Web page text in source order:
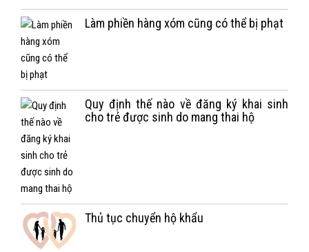
Làm phiền hàng xóm cũng có thể bị phạt
Quy định thế nào về đăng ký khai sinh
cho trẻ được sinh do mang thai hộ
Thủ tục chuyển hộ khẩu